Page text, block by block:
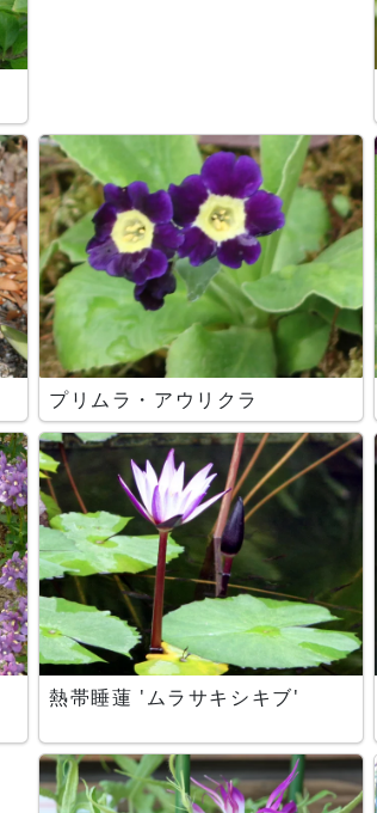
プリムラ・アウリクラ
熱帯睡蓮 'ムラサキシキブ'